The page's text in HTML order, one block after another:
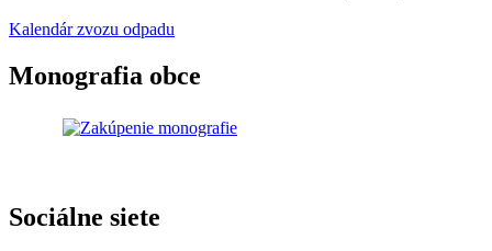
Kalendár zvozu odpadu
Monografia obce
Sociálne siete